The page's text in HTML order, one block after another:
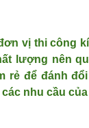
vị thi công
lượng nên
để đánh
nhu cầu